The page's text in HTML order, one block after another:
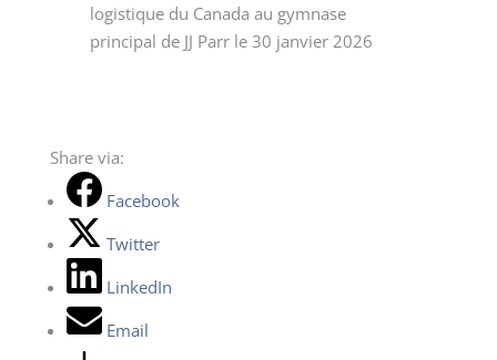
logistique du Canada au gymnase
principal de JJ Parr le 30 janvier 2026
Share via:
Facebook
Twitter
LinkedIn
Email